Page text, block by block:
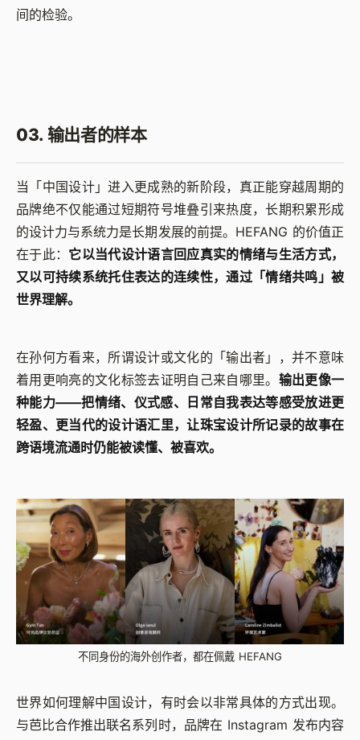
间的检验。
03. 输出者的样本
当「中国设计」进入更成熟的新阶段，真正能穿越周期的
品牌绝不仅能通过短期符号堆叠引来热度，长期积累形成
的设计力与系统力是长期发展的前提。HEFANG 的价值正
在于此： 它以当代设计语言回应真实的情绪与生活方式，
又以可持续系统托住表达的连续性，通过「情绪共鸣」被
世界理解。
在孙何方看来，所谓设计或文化的「输出者」，并不意味
着用更响亮的文化标签去证明自己来自哪里。 输出更像一
种能力——把情绪、仪式感、日常自我表达等感受放进更
轻盈、更当代的设计语汇里，让珠宝设计所记录的故事在
跨语境流通时仍能被读懂、被喜欢。
不同身份的海外创作者，都在佩戴 HEFANG
世界如何理解中国设计，有时会以非常具体的方式出现。
与芭比合作推出联名系列时，品牌在 Instagram 发布内容